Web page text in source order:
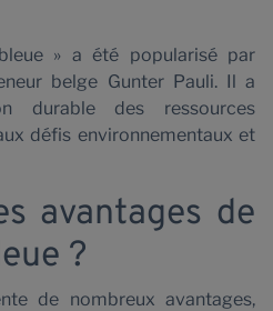
» a été popularisé par
belge Gunter Pauli. Il a
durable des ressources
défis environnementaux et
avantages de
?
de nombreux avantages,